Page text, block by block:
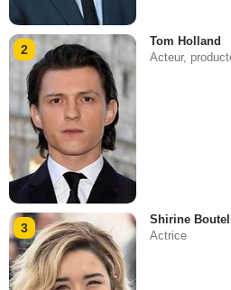
2
Tom Holland
Acteur,
3
Shirine
Actrice